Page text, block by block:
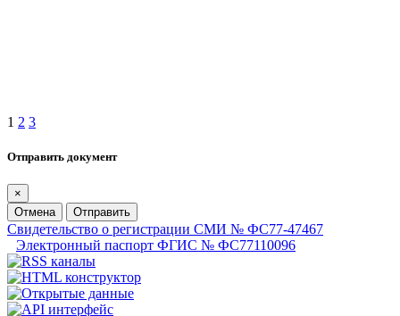
1 2 3
Отправить документ
×
Отмена
Отправить
Свидетельство о регистрации СМИ № ФС77-47467
Электронный паспорт ФГИС № ФС77110096